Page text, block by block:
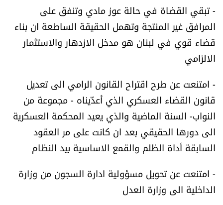
العالم
الصحافة الإسرائيلية
ثقافة وفنون
فصل من كتاب
اقرأ تضحك
كاميرا
سجالات
- تبقي القضاة في حالة عوز مادي وتنفق على
المرافق غير المنتجة وتهمل الحقيقة الساطعة ان بناء
قضاء قوي في لبنان هو مدخل الازدهار والاستثمار
الالزامي
- امتنعت عن طرح اقتراح القانون الرامي الى تعديل
قانون القضاء العسكري الذي أعدّيناه - مجموعة من
النواب- السنة الماضية والذي يعيد المحكمة العسكرية
الى دورها الحقيقي بعد ان كانت على مر العقود
السابقة أداة الظلم والقمع الاساسية بيد النظام
- امتنعت عن تحويل مسؤولية ادارة السجون من وزارة
الداخلية الى وزارة العدل